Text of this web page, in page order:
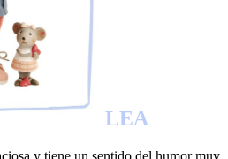
LEA
y tiene un sentido del humor muy